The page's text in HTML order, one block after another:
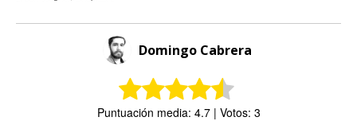
Domingo Cabrera
Puntuación media: 4.7 | Votos: 3